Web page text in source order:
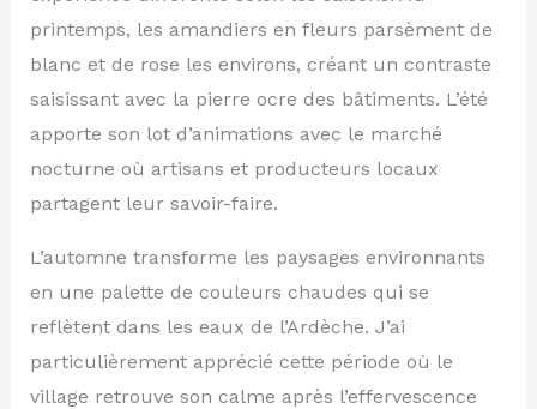
printemps, les amandiers en fleurs parsèment de
blanc et de rose les environs, créant un contraste
saisissant avec la pierre ocre des bâtiments. L’été
apporte son lot d’animations avec le marché
nocturne où artisans et producteurs locaux
partagent leur savoir-faire.
L’automne transforme les paysages environnants
en une palette de couleurs chaudes qui se
reflètent dans les eaux de l’Ardèche. J’ai
particulièrement apprécié cette période où le
village retrouve son calme après l’effervescence